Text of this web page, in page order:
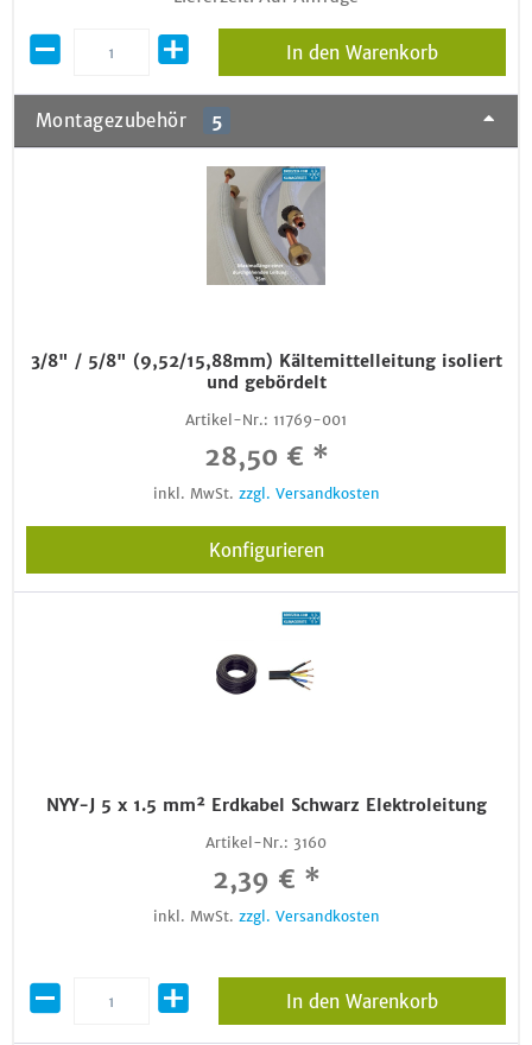
In den Warenkorb
Montagezubehör 5
3/8" / 5/8" (9,52/15,88mm) Kältemittelleitung isoliert
und gebördelt
Artikel-Nr.: 11769-001
28,50 € *
inkl. MwSt. zzgl. Versandkosten
Konfigurieren
NYY-J 5 x 1.5 mm² Erdkabel Schwarz Elektroleitung
Artikel-Nr.: 3160
2,39 € *
inkl. MwSt. zzgl. Versandkosten
In den Warenkorb